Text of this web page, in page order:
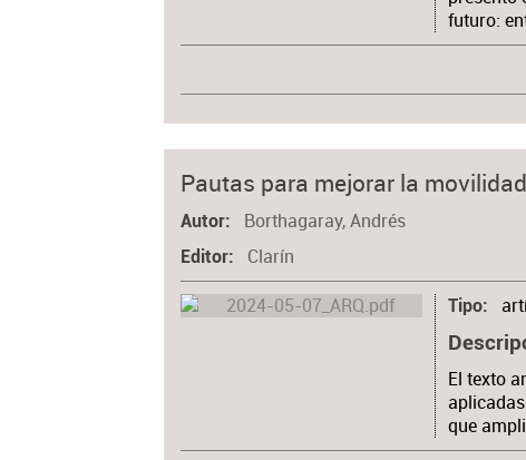
futuro:
Pautas para mejorar la
Autor Borthagaray, Andrés
Editor Clarín
Tipo
El texto
que